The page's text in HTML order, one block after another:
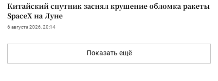
Китайский спутник заснял крушение обломка ракеты
SpaceX на Луне
6 августа 2026, 20:14
Показать ещё